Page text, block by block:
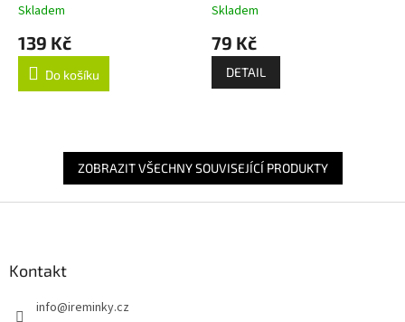
Skladem
139 Kč
Do košíku
Skladem
79 Kč
DETAIL
ZOBRAZIT VŠECHNY SOUVISEJÍCÍ PRODUKTY
Kontakt
info@ireminky.cz